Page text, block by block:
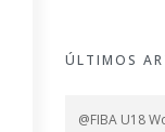
ÚLTIMOS
@FIBA U18